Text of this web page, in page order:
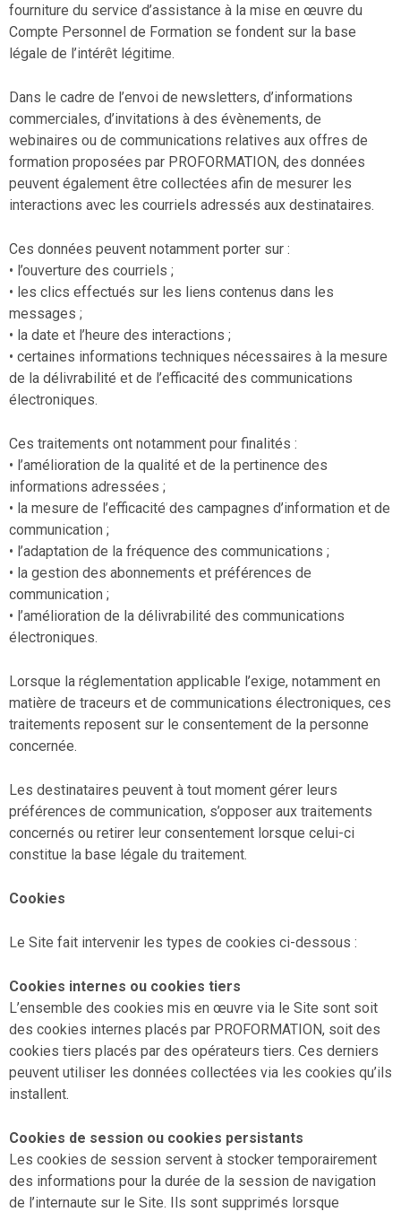
fourniture du service d’assistance à la mise en œuvre du
Compte Personnel de Formation se fondent sur la base
légale de l’intérêt légitime.
Dans le cadre de l’envoi de newsletters, d’informations
commerciales, d’invitations à des évènements, de
webinaires ou de communications relatives aux offres de
formation proposées par PROFORMATION, des données
peuvent également être collectées afin de mesurer les
interactions avec les courriels adressés aux destinataires.
Ces données peuvent notamment porter sur :
• l’ouverture des courriels ;
• les clics effectués sur les liens contenus dans les
messages ;
• la date et l’heure des interactions ;
• certaines informations techniques nécessaires à la mesure
de la délivrabilité et de l’efficacité des communications
électroniques.
Ces traitements ont notamment pour finalités :
• l’amélioration de la qualité et de la pertinence des
informations adressées ;
• la mesure de l’efficacité des campagnes d’information et de
communication ;
• l’adaptation de la fréquence des communications ;
• la gestion des abonnements et préférences de
communication ;
• l’amélioration de la délivrabilité des communications
électroniques.
Lorsque la réglementation applicable l’exige, notamment en
matière de traceurs et de communications électroniques, ces
traitements reposent sur le consentement de la personne
concernée.
Les destinataires peuvent à tout moment gérer leurs
préférences de communication, s’opposer aux traitements
concernés ou retirer leur consentement lorsque celui-ci
constitue la base légale du traitement.
Cookies
Le Site fait intervenir les types de cookies ci-dessous :
Cookies internes ou cookies tiers
L’ensemble des cookies mis en œuvre via le Site sont soit
des cookies internes placés par PROFORMATION, soit des
cookies tiers placés par des opérateurs tiers. Ces derniers
peuvent utiliser les données collectées via les cookies qu’ils
installent.
Cookies de session ou cookies persistants
Les cookies de session servent à stocker temporairement
des informations pour la durée de la session de navigation
de l’internaute sur le Site. Ils sont supprimés lorsque